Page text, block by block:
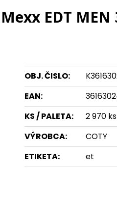
Mexx EDT
OBJ. ČISLO:
EAN:
KS / PALETA:
2 970 ks
VÝROBCA:
COTY
ETIKETA:
et